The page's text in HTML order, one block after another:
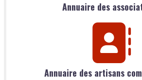
Annuaire des
Annuaire des artisans